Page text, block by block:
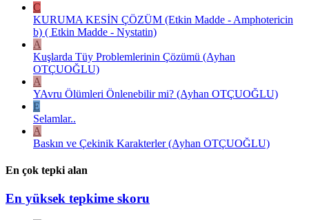
C
KURUMA KESİN ÇÖZÜM (Etkin Madde - Amphotericin
b) ( Etkin Madde - Nystatin)
A
Kuşlarda Tüy Problemlerinin Çözümü (Ayhan
OTÇUOĞLU)
A
YAvru Ölümleri Önlenebilir mi? (Ayhan OTÇUOĞLU)
E
Selamlar..
A
Baskın ve Çekinik Karakterler (Ayhan OTÇUOĞLU)
En çok tepki alan
En yüksek tepkime skoru